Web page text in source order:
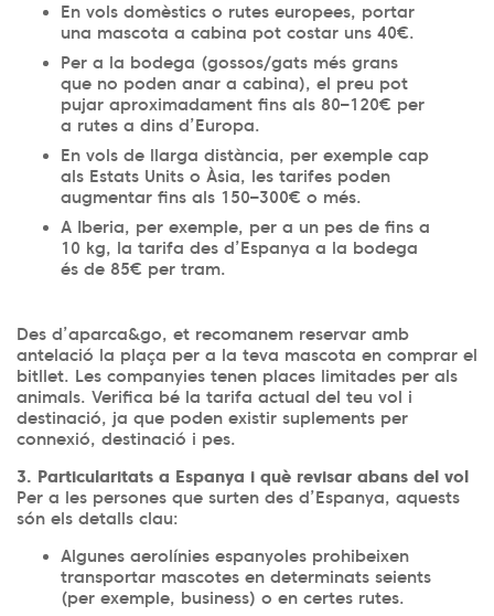
En vols domèstics o rutes europees, portar
una mascota a cabina pot costar uns 40€.
Per a la bodega (gossos/gats més grans
que no poden anar a cabina), el preu pot
pujar aproximadament fins als 80–120€ per
a rutes a dins d’Europa.
En vols de llarga distància, per exemple cap
als Estats Units o Àsia, les tarifes poden
augmentar fins als 150–300€ o més.
A Iberia, per exemple, per a un pes de fins a
10 kg, la tarifa des d’Espanya a la bodega
és de 85€ per tram.
Des d’aparca&go, et recomanem reservar amb
antelació la plaça per a la teva mascota en comprar el
bitllet. Les companyies tenen places limitades per als
animals. Verifica bé la tarifa actual del teu vol i
destinació, ja que poden existir suplements per
connexió, destinació i pes.
3. Particularitats a Espanya i què revisar abans del vol
Per a les persones que surten des d’Espanya, aquests
són els detalls clau:
Algunes aerolínies espanyoles prohibeixen
transportar mascotes en determinats seients
(per exemple, business) o en certes rutes.